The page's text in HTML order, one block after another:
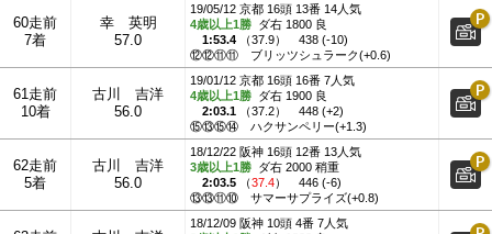
60走前
7着
幸 英明
57.0
19/05/12 京都 16頭 13番 14人気
4歳以上1勝 ダ右 1800 良
1:53.4 （37.9）
438 (-10)
⑫⑫⑪⑪
ブリッツシュラーク(+0.6)
61走前
10着
古川 吉洋
56.0
19/01/12 京都 16頭 16番 7人気
4歳以上1勝 ダ右 1900 良
2:03.1 （37.2）
448 (+2)
⑮⑬⑮⑭
ハクサンペリー(+1.3)
62走前
5着
古川 吉洋
56.0
18/12/22 阪神 16頭 12番 13人気
3歳以上1勝 ダ右 2000 稍重
2:03.5 （37.4）
446 (-6)
⑬⑬⑪⑩
サマーサプライズ(+0.8)
18/12/09 阪神 10頭 4番 7人気